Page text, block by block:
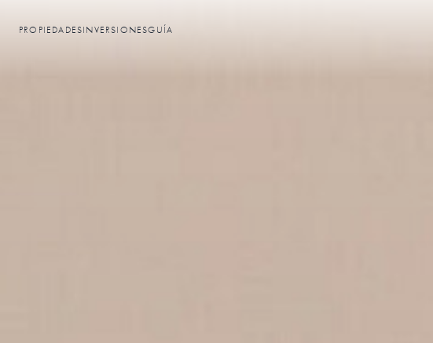
PROPIEDADESINVERSIONESGUÍA